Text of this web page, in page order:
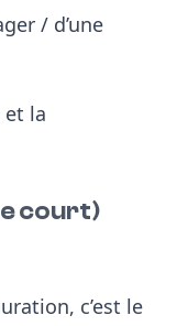
/ d’une
et la
court)
c’est le